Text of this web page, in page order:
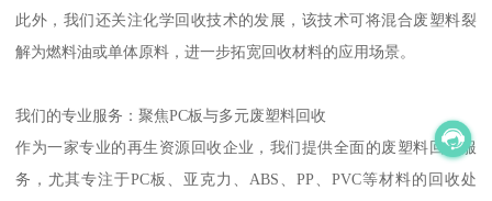
此外，我们还关注化学回收技术的发展，该技术可将混合废塑料裂
解为燃料油或单体原料，进一步拓宽回收材料的应用场景。
我们的专业服务：聚焦PC板与多元废塑料回收
作为一家专业的再生资源回收企业，我们提供全面的废塑料回收服
务，尤其专注于PC板、亚克力、ABS、PP、PVC等材料的回收处